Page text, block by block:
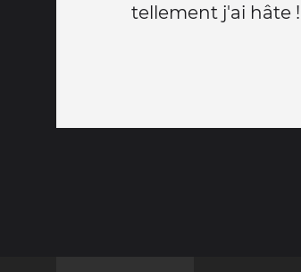
tellement j'ai hâte